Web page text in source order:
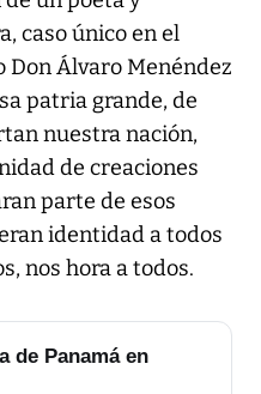
caso único en el
Don Álvaro Menéndez
patria grande, de
nuestra nación,
de creaciones
parte de esos
identidad a todos
nos hora a todos.
de Panamá en